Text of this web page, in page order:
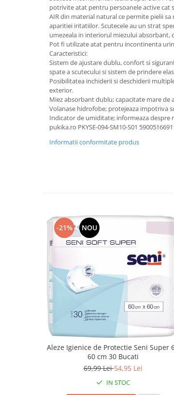
Mixere, tocatoare & roboti de
Roboți de Bucătărie
Perii de Păr Electrice
Plăci de Bază
Polizoare Unghiulare
Storcătoare Citrice
potrivite atat pentru persoanele active cat
AIR din material natural ce permite pielii
aparitiei iritatiilor. Scutecele au un strat
umezeala in interiorul miezului absorbant,
Pot fi utilizate atat pentru incontinenta
Caracteristici:
Sistem de ajustare dublu, confort si
spate a scutecului si sistem de prindere
Posibilitatea inchiderii si deschiderii
exterior.
Miez absorbant dublu; capacitate mare de
Volanase hidrofobe; protejeaza impotriva
Indicator de umiditate; informeaza despre
pukika.ro PKYSE-094-SM10-S01
Informatii conformitate produs
-21% NOU
Aleze Igienice de Protectie Seni Super
60 cm 30 Bucati
69,99 Lei54,95 Lei
IN STOC